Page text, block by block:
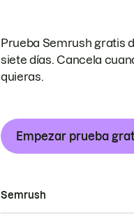
Prueba Semrush gratis
siete días. Cancela
quieras.
Empezar prueba
Semrush